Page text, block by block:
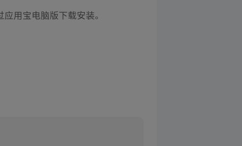
用宝电脑版下载安装。